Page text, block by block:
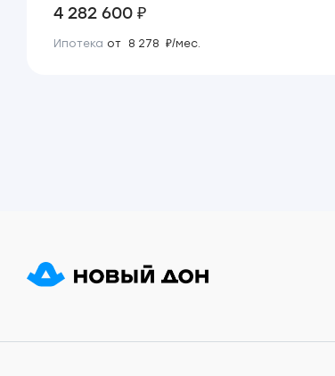
4 282 600 ₽
Ипотека от 8 278 ₽/мес.